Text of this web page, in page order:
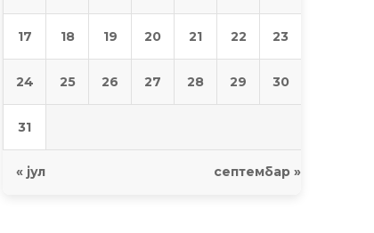
17 18 19 20 21 22 23
24 25 26 27 28 29 30
31
« јул септембар »